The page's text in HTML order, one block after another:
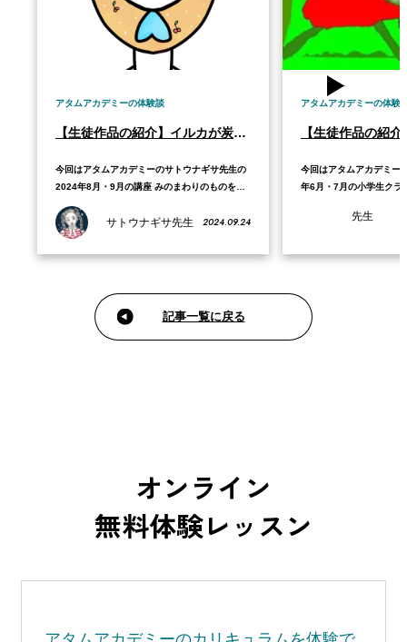
アタムアカデミーの体験談
【生徒作品の紹介】イルカが炭酸のグラスに入っているキャラのグッズ制作
今回はアタムアカデミーのサトウナギサ先生の
2024年8月・9月の講座 みのまわりのものをデ
が制作した作品をご紹介します。 2024年8月・
9月のカリキュラムでは、好きなグッズを決め
てから、テーマを決めてオリジナルグッズをデ
サトウナギサ先生 2024.09.24
アタムアカデミーの体験
今回はアタムアカデミー
年6月・7月の小学生クラ
す。 2022年6月・7月の
ルのコンセプトアートに
先生
記事一覧に戻る
オンライン
無料体験レッスン